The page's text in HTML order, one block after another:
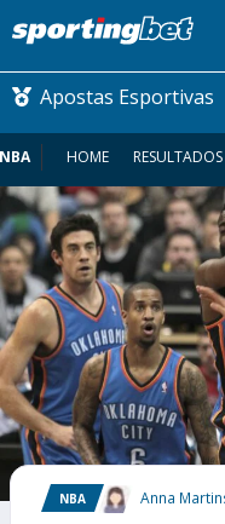
Apostas Esportivas
CONMEBOL
FUTEBOL
FUTEBOL
COMO
MAIS
NBA HOME RESULTADOS
NBA Anna